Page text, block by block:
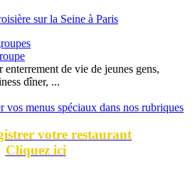
sur la Seine à Paris
de vie de jeunes gens,
dîner, ...
vos menus spéciaux dans nos rubriques
votre restaurant
Cliquez ici